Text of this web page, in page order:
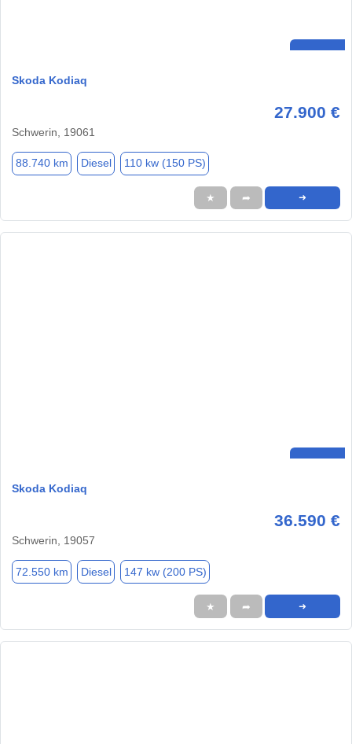
Skoda Kodiaq
27.900 €
Schwerin, 19061
88.740 km Diesel 110 kw (150 PS)
★ ➦ ➜
Skoda Kodiaq
36.590 €
Schwerin, 19057
72.550 km Diesel 147 kw (200 PS)
★ ➦ ➜